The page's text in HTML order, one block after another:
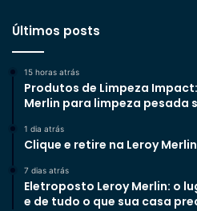
Últimos posts
15 horas atrás
Produtos de Limpeza
Merlin para limpeza pesada
1 dia atrás
Clique e retire na Leroy
7 dias atrás
Eletroposto Leroy Merlin: o
e de tudo o que sua casa